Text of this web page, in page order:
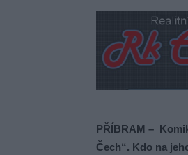
PŘÍBRAM –
Čech“. Kdo na